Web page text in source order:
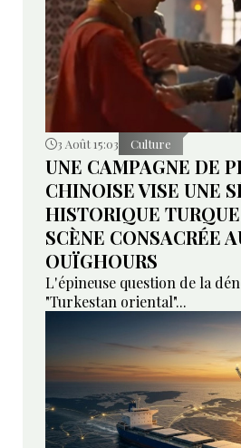
3 Août 15:03 Culture
UNE CAMPAGNE DE
CHINOISE VISE UNE
HISTORIQUE
SCÈNE CONSACRÉE
OUÏGHOURS
L'épineuse question de la
"Turkestan oriental"...